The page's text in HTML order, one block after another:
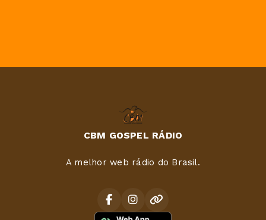
CBM GOSPEL RÁDIO
A melhor web rádio do Brasil.